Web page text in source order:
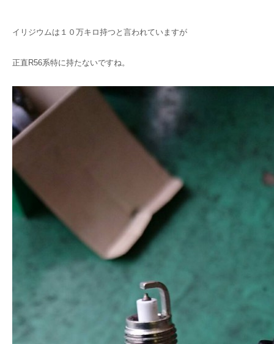
イリジウムは１０万キロ持つと言われていますが
正直R56系特に持たないですね。